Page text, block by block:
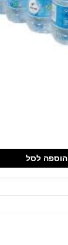
הוספה לסל